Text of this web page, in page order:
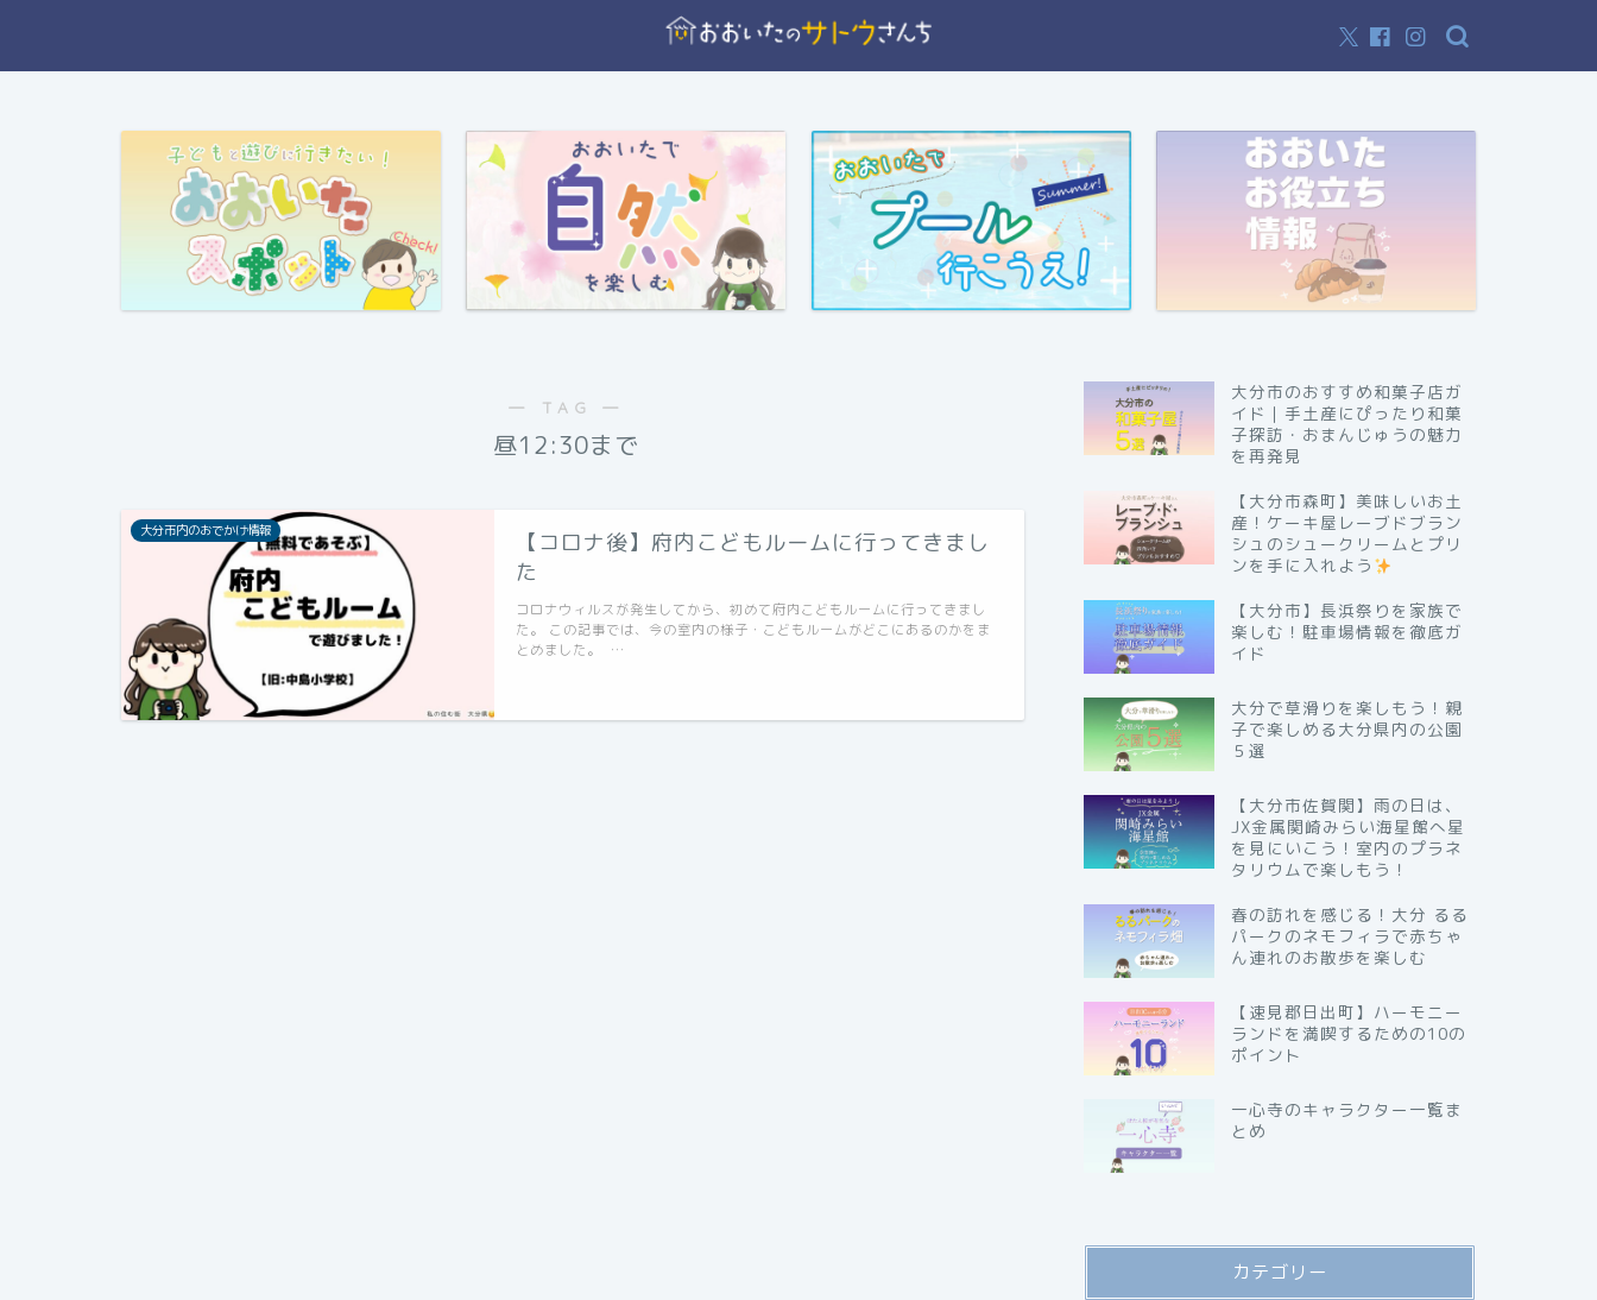
― TAG ―
昼12:30まで
大分市内のおでかけ情報
【コロナ後】府内こどもルームに行ってきまし
た
コロナウィルスが発生してから、初めて府内こどもルームに行ってきまし
た。 この記事では、今の室内の様子・こどもルームがどこにあるのかをま
とめました。 …
大分市のおすすめ和菓子店ガ
イド｜手土産にぴったり和菓
子探訪・おまんじゅうの魅力
を再発見
【大分市森町】美味しいお土
産！ケーキ屋レーブドブラン
シュのシュークリームとプリ
ンを手に入れよう
【大分市】長浜祭りを家族で
楽しむ！駐車場情報を徹底ガ
イド
大分で草滑りを楽しもう！親
子で楽しめる大分県内の公園
５選
【大分市佐賀関】雨の日は、
JX金属関崎みらい海星館へ星
を見にいこう！室内のプラネ
タリウムで楽しもう！
春の訪れを感じる！大分 るる
パークのネモフィラで赤ちゃ
ん連れのお散歩を楽しむ
【速見郡日出町】ハーモニー
ランドを満喫するための10の
ポイント
一心寺のキャラクター一覧ま
とめ
カテゴリー